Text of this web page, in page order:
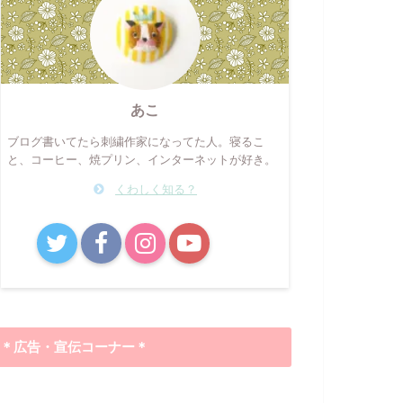
あこ
ブログ書いてたら刺繍作家になってた人。寝るこ
と、コーヒー、焼プリン、インターネットが好き。
くわしく知る？
＊広告・宣伝コーナー＊